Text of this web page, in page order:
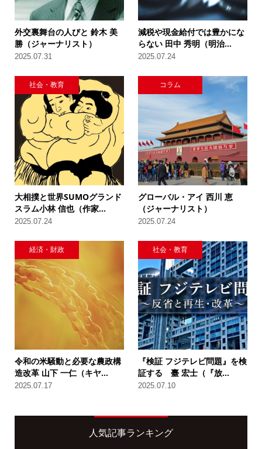
外交裏舞台の人びと 鈴木 美
勝（ジャーナリスト）
2025.07.31
減税や現金給付では豊かにな
らない 田中 秀明（明治...
2025.07.24
社会・教育
大相撲と世界SUMOグランド
スラム小林 信也（作家...
2025.07.24
コラム
グローバル・アイ 西川 恵
（ジャーナリスト）
2025.07.24
経済・財政
令和の米騒動と必要な農政構
造改革 山下 一仁（キヤ...
2025.07.17
社会・教育
『検証 フジテレビ問題』を検
証する 臺 宏士（『放...
2025.07.10
人気記事ランキング